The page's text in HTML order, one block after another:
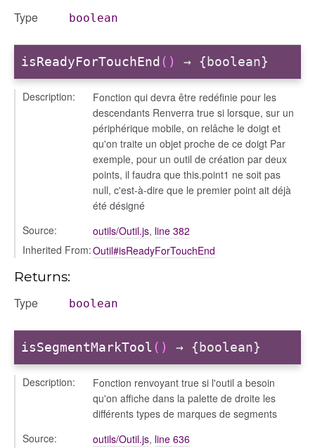
Type boolean
isReadyForTouchEnd () → {boolean}
Description:
Fonction qui devra être redéfinie pour les
descendants Renverra true si lorsque, sur un
périphérique mobile, on relâche le doigt et
qu'on traite un objet proche de ce doigt Par
exemple, pour un outil de création par deux
points, il faudra que this.point1 ne soit pas
null, c'est-à-dire que le premier point ait déjà
été désigné
Source:
outils/Outil.js, line 382
Inherited From:Outil#isReadyForTouchEnd
Returns:
Type boolean
isSegmentMarkTool () → {boolean}
Description:
Fonction renvoyant true si l'outil a besoin
qu'on affiche dans la palette de droite les
différents types de marques de segments
Source:
outils/Outil.js, line 636